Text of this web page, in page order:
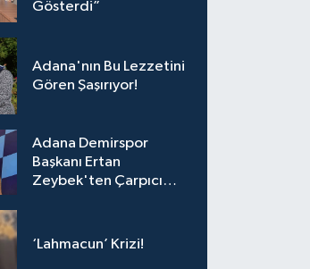
Gösterdi”
Adana'nın Bu Lezzetini
Gören Şaşırıyor!
Adana Demirspor
Başkanı Ertan
Zeybek'ten Çarpıcı
Sürer"
‘Lahmacun’ Krizi!